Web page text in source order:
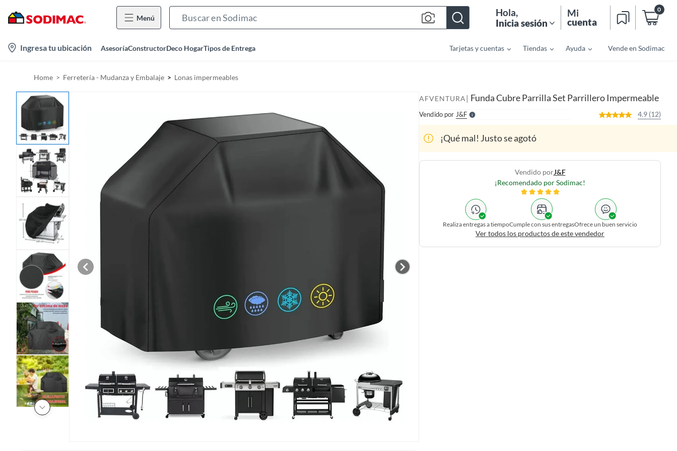
Menú Hola,
Inicia sesión
Mi
cuenta
0
Ingresa tu ubicación AsesoríaConstructorDeco HogarTipos de Entrega Tarjetas y cuentas Tiendas Ayuda Vende en Sodimac
Home Ferretería - Mudanza y Embalaje Lonas impermeables
AFVENTURA | Funda Cubre Parrilla Set Parrillero Impermeable
Vendido por J&fS 4.9 (12)
¡Qué mal! Justo se agotó
Vendido porJ&f
¡Recomendado por Sodimac!
Realiza entregas a tiempoCumple con sus entregasOfrece un buen servicio
Ver todos los productos de este vendedor